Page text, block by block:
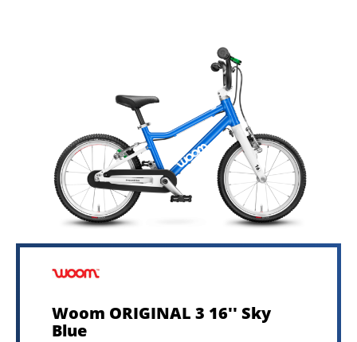
Woom ORIGINAL 3 16'' Sky
Blue